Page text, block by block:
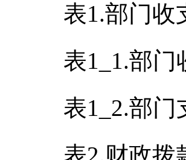
表1.部门收
表1_1.部门
表1_2.部门